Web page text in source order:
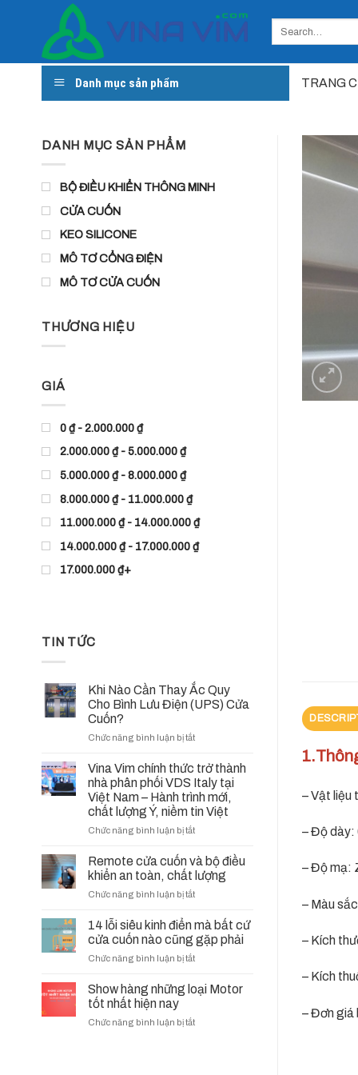
content
Danh mục sản phẩm TRANG
DANH MỤC SẢN PHẨM
BỘ ĐIỀU KHIỂN THÔNG MINH
CỬA CUỐN
KEO SILICONE
MÔ TƠ CỔNG ĐIỆN
MÔ TƠ CỬA CUỐN
THƯƠNG HIỆU
GIÁ
0 ₫ - 2.000.000 ₫
2.000.000 ₫ - 5.000.000 ₫
5.000.000 ₫ - 8.000.000 ₫
8.000.000 ₫ - 11.000.000 ₫
11.000.000 ₫ - 14.000.000 ₫
14.000.000 ₫ - 17.000.000 ₫
17.000.000 ₫+
TIN TỨC
Khi Nào Cần Thay Ắc Quy
Cho Bình Lưu Điện (UPS) Cửa
Cuốn?
Chức năng bình luận bị tắtở
Nào
Cần
Thay
Ắc
Quy
Cho
Lưu
Điện
Cửa
Vina Vim chính thức trở thành
nhà phân phối VDS Italy tại
Việt Nam – Hành trình mới,
chất lượng Ý, niềm tin Việt
Chức năng bình luận bị tắtở
Vim
chính
thức
trở
nhà
phân
tại
Nam
Remote cửa cuốn và bộ điều
khiển an toàn, chất lượng
Chức năng bình luận bị tắtở
cửa
cuốn
và
bộ
khiển
14 lỗi siêu kinh điển mà bất cứ
cửa cuốn nào cũng gặp phải
Chức năng bình luận bị tắtở
lỗi
siêu
điển
Show hàng những loại Motor
tốt nhất hiện nay
Chức năng bình luận bị tắtở
– Vật liệu
– Độ dày:
– Độ mạ:
– Màu
– Kích
– Kích
– Đơn giá